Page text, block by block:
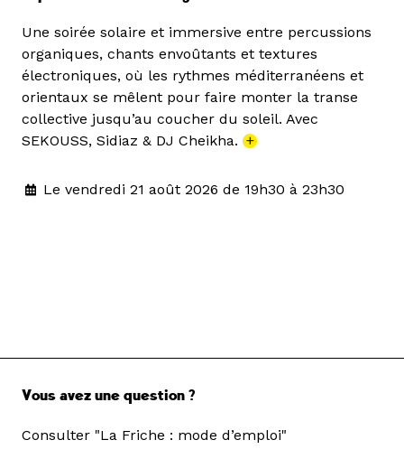
Une soirée solaire et immersive entre percussions
organiques, chants envoûtants et textures
électroniques, où les rythmes méditerranéens et
orientaux se mêlent pour faire monter la transe
collective jusqu’au coucher du soleil. Avec
SEKOUSS, Sidiaz & DJ Cheikha. +
Le vendredi 21 août 2026 de 19h30 à 23h30
Vous avez une question ?
Consulter "La Friche : mode d’emploi"